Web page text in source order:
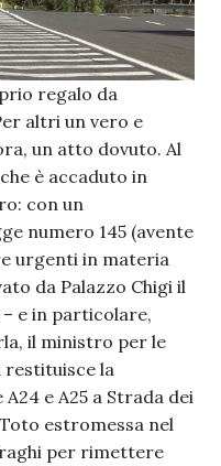
regalo da
altri un vero e
un atto dovuto. Al
è accaduto in
con un
numero 145 (avente
urgenti in materia
da Palazzo Chigi il
e in particolare,
il ministro per le
la
e A25 a Strada dei
estromessa nel
per rimettere